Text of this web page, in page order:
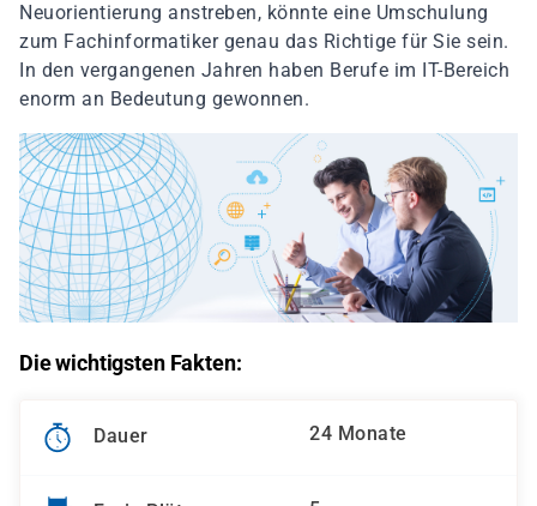
Neuorientierung anstreben, könnte eine Umschulung
zum Fachinformatiker genau das Richtige für Sie sein.
In den vergangenen Jahren haben Berufe im IT-Bereich
enorm an Bedeutung gewonnen.
Die wichtigsten Fakten:
Dauer 24 Monate